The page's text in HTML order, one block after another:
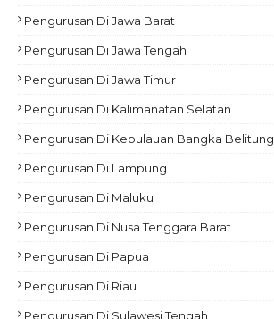
Pengurusan Di Jawa Barat
Pengurusan Di Jawa Tengah
Pengurusan Di Jawa Timur
Pengurusan Di Kalimanatan Selatan
Pengurusan Di Kepulauan Bangka Belitung
Pengurusan Di Lampung
Pengurusan Di Maluku
Pengurusan Di Nusa Tenggara Barat
Pengurusan Di Papua
Pengurusan Di Riau
Pengurusan Di Sulawesi Tengah